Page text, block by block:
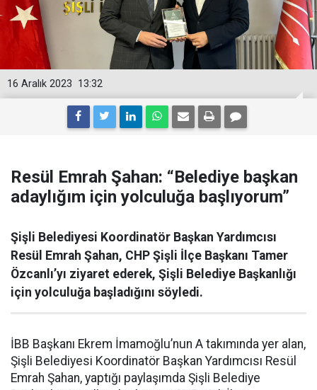
13:32
16 Aralık 2023
Resül Emrah Şahan: “Belediye başkan
adaylığım için yolculuğa başlıyorum”
Şişli Belediyesi Koordinatör Başkan Yardımcısı
Resül Emrah Şahan, CHP Şişli İlçe Başkanı Tamer
Özcanlı’yı ziyaret ederek, Şişli Belediye Başkanlığı
için yolculuğa başladığını söyledi.
İBB Başkanı Ekrem İmamoğlu’nun A takımında yer alan,
Şişli Belediyesi Koordinatör Başkan Yardımcısı Resül
Emrah Şahan, yaptığı paylaşımda Şişli Belediye